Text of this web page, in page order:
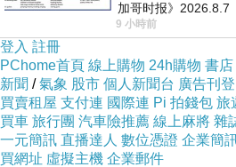
2. Starbucks Rewards會員
累積消費資料形成顧客輪廓
分級會員制度（星星回饋）
精準發送優惠券（個人化）
真實效果：
加哥时报》2026.8.7
9 小時前
登入 註冊
PChome首頁 線上購物 24h購物 書店
新聞 /氣象 股市 個人新聞台 廣告刊登
買賣租屋 支付連 國際連 Pi 拍錢包 旅
買車 旅行團 汽車險推薦 線上麻將 雜
一元簡訊 直播達人 數位憑證 企業簡
買網址 虛擬主機 企業郵件